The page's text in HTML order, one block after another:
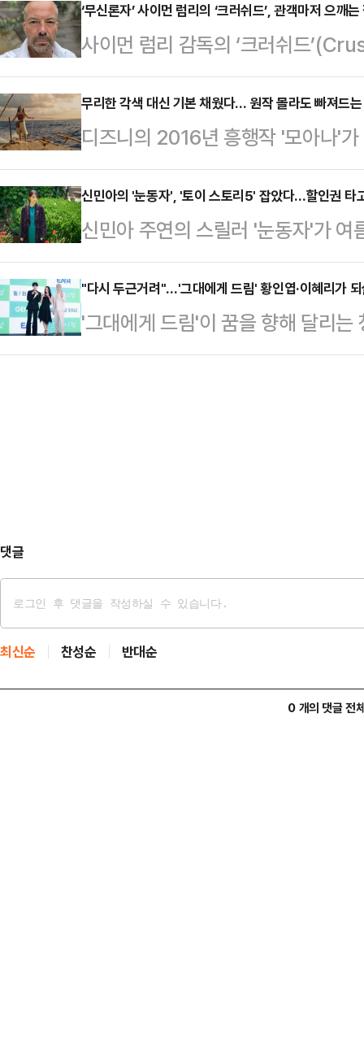
능력을 가진 구천(남주혁 분)과 비
부름을 받고 동궁에 깃든 저주를
서울 영등포구 페어몬트 앰배서더
궁'의 제작발표회에 참석한 남주혁
는 상상력을 펼칠 수 있는 순간이
고 싶은 마음…
‘무신론자’ 사이먼 럼리의 ‘크러쉬드’, 관객마저 으깨
사이먼 럼리 감독의 ‘크러쉬드
한다. 그러나 영화가 끝난 뒤 남는
사람들이 무엇을 믿고 누구를 용서
한 질문이다. 복잡하게 얽힌 사람들
다.제30회 부천국제판타스틱영화
에 유포되는 잔혹한 영상과 열 살
건을 따라간다. 올리비아의 어머니
에 빠지고,…
무리한 각색 대신 기본 채웠다… 원작 몰라도 빠져드
디즈니의 2016년 흥행작 '모아나'
이번 신작은 디즈니 실사 영화들이
메시지 주입을 배제하고, 이야기 자
중하며 안정적인 완성도를 증명했
선보인 일부 실사화 작품들이 과도
요소를 주입하려는 시도로 관객들
나'는 엉뚱한 변주를 시도하지 않았
라딘’이…
신민아의 '눈동자', '토이 스토리5' 잡았다…할인권 타
신민아 주연의 스릴러 '눈동자'가
까이 전 세계 관객들의 사랑을 받아
5'를 제치고 박스오피스 정상에 오
형 기대작으로 분류되지 않았던 작
서 극장가의 이목이 쏠린다.7일 영
"다시 두근거려"…'그대에게 드림' 황인엽·이혜리가
'그대에게 드림'이 꿈을 향해 달리
여준다.'그대에게 드림'은 꿈을 이
댓글
최신순 찬성순 반대순
0 개의 댓글 전